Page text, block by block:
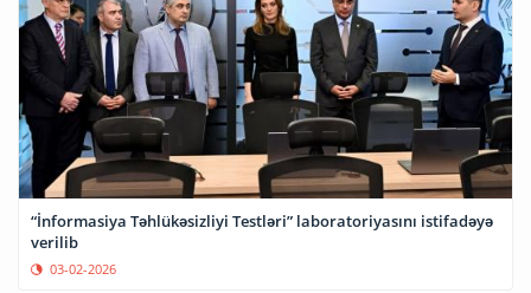
“İnformasiya Təhlükəsizliyi Testləri” laboratoriyasını istifadəyə
verilib
03-02-2026